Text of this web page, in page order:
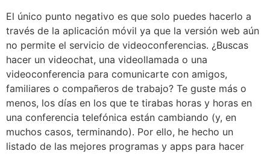
El único punto negativo es que solo puedes hacerlo a
través de la aplicación móvil ya que la versión web aún
no permite el servicio de videoconferencias. ¿Buscas
hacer un videochat, una videollamada o una
videoconferencia para comunicarte con amigos,
familiares o compañeros de trabajo? Te guste más o
menos, los días en los que te tirabas horas y horas en
una conferencia telefónica están cambiando (y, en
muchos casos, terminando). Por ello, he hecho un
listado de las mejores programas y apps para hacer